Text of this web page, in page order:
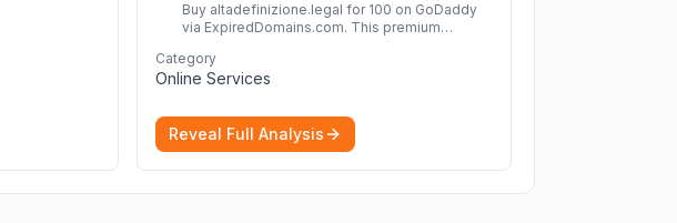
Buy altadefinizione.legal for 100 on GoDaddy
via ExpiredDomains.com. This premium
strong online identity.
Category
Online Services
Reveal Full Analysis